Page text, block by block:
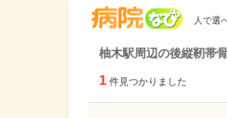
人で選
柚木駅周辺の後縦靭帯
1 件見つかりました